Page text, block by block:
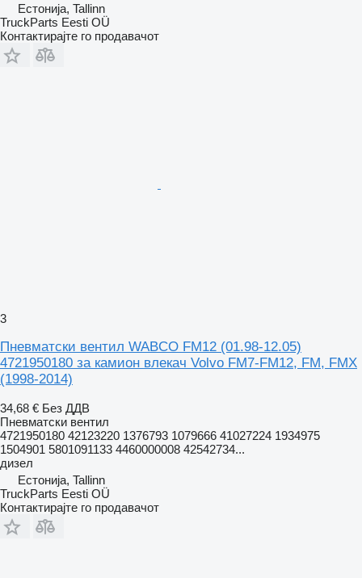
Естонија, Tallinn
TruckParts Eesti OÜ
Контактирајте го продавачот
3
Пневматски вентил WABCO FM12 (01.98-12.05)
4721950180 за камион влекач Volvo FM7-FM12, FM, FMX
(1998-2014)
34,68 € Без ДДВ
Пневматски вентил
4721950180 42123220 1376793 1079666 41027224 1934975
1504901 5801091133 4460000008 42542734...
дизел
Естонија, Tallinn
TruckParts Eesti OÜ
Контактирајте го продавачот